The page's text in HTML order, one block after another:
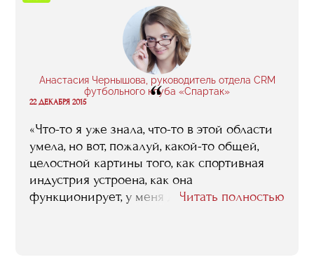
приобрела и даже нашла бизнес-партнера».
Анастасия Чернышова, руководитель отдела CRM
футбольного клуба «Спартак»
“
22 ДЕКАБРЯ 2015
«Что-то я уже знала, что-то в этой области
умела, но вот, пожалуй, какой-то общей,
целостной картины того, как спортивная
индустрия устроена, как она
функционирует, у меня до RMA не было. То,
Читать полностью